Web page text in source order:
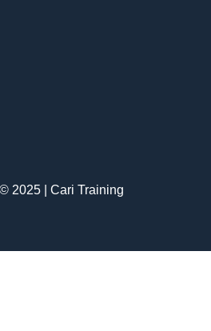
2025 | Cari Training